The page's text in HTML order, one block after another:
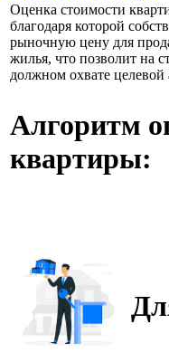
Оценка стоимости
благодаря которой
рыночную цену для
жилья, что позволит на
должном охвате целевой
Алгоритм
квартиры: